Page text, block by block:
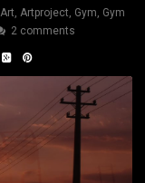
Art Artproject Gym Gym
2 comments